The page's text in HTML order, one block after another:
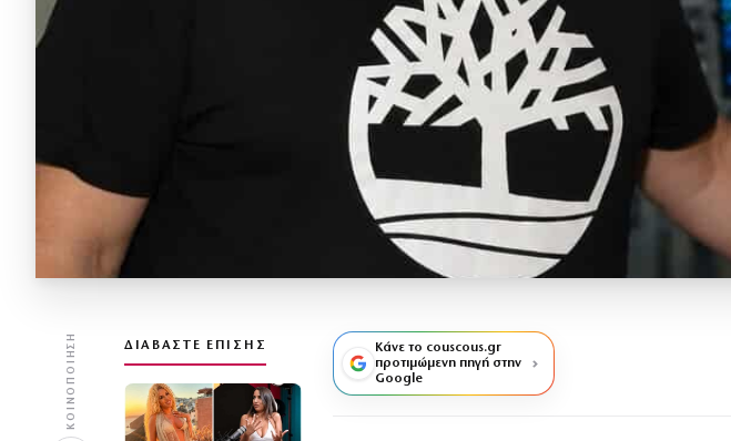
ΚΟΙΝΟΠΟΊΗΣΗ ΔΙΑΒΆΣΤΕ ΕΠΊΣΗΣ
Κάνε το couscous.gr
προτιμώμενη πηγή στην
Google